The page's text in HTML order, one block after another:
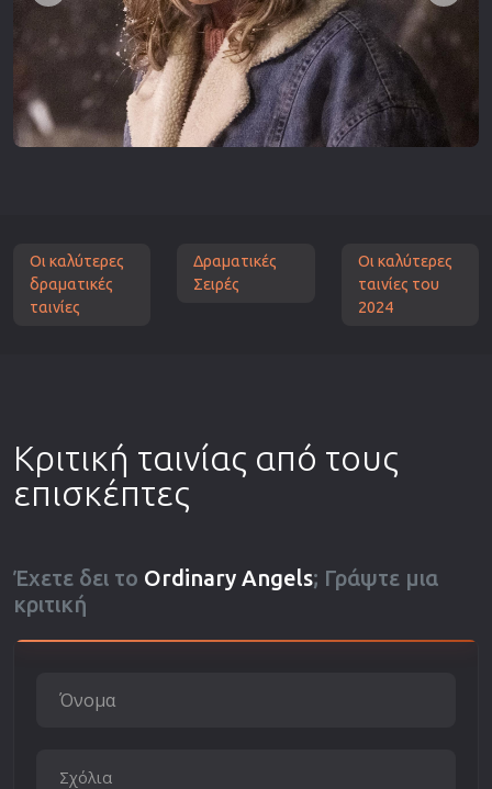
Οι καλύτερες
δραματικές
ταινίες
Δραματικές
Σειρές
Οι καλύτερες
ταινίες του
2024
Κριτική ταινίας από τους
επισκέπτες
Έχετε δει το Ordinary Angels; Γράψτε μια
κριτική